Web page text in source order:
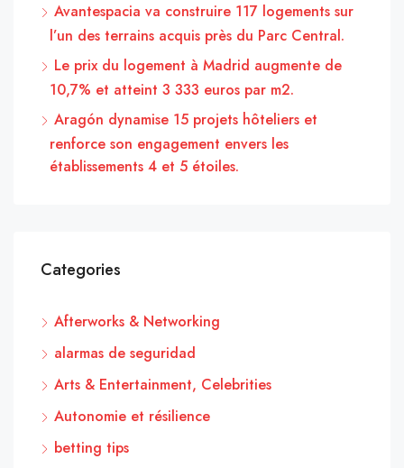
Avantespacia va construire 117 logements sur
l’un des terrains acquis près du Parc Central.
Le prix du logement à Madrid augmente de
10,7% et atteint 3 333 euros par m2.
Aragón dynamise 15 projets hôteliers et
renforce son engagement envers les
établissements 4 et 5 étoiles.
Categories
Afterworks & Networking
alarmas de seguridad
Arts & Entertainment, Celebrities
Autonomie et résilience
betting tips